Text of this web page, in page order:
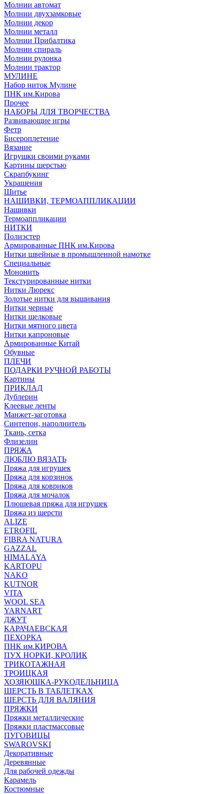
Молнии автомат
Молнии двухзамковые
Молнии декор
Молнии металл
Молнии Прибалтика
Молнии спираль
Молнии рулонка
Молнии трактор
МУЛИНЕ
Набор ниток Мулине
ПНК им.Кирова
Прочее
НАБОРЫ ДЛЯ ТВОРЧЕСТВА
Развивающие игры
Фетр
Бисероплетение
Вязание
Игрушки своими руками
Картины шерстью
Скрапбукинг
Украшения
Шитье
НАШИВКИ, ТЕРМОАППЛИКАЦИИ
Нашивки
Термоаппликации
НИТКИ
Полиэстер
Армированные ПНК им.Кирова
Нитки швейные в промышленной намотке
Специальные
Мононить
Текстурированные нитки
Нитки Люрекс
Золотые нитки для вышивания
Нитки черные
Нитки шелковые
Нитки мятного цвета
Нитки капроновые
Армированные Китай
Обувные
ПЛЕЧИ
ПОДАРКИ РУЧНОЙ РАБОТЫ
Картины
ПРИКЛАД
Дублерин
Клеевые ленты
Манжет-заготовка
Синтепон, наполнитель
Ткань, сетка
Флизелин
ПРЯЖА
ЛЮБЛЮ ВЯЗАТЬ
Пряжа для игрушек
Пряжа для корзинок
Пряжа для ковриков
Пряжа для мочалок
Плюшевая пряжа для игрушек
Пряжа из шерсти
ALIZE
ETROFIL
FIBRA NATURA
GAZZAL
HIMALAYA
KARTOPU
NAKO
KUTNOR
VITA
WOOL SEA
YARNART
ДЖУТ
КАРАЧАЕВСКАЯ
ПЕХОРКА
ПНК им.КИРОВА
ПУХ НОРКИ, КРОЛИК
ТРИКОТАЖНАЯ
ТРОИЦКАЯ
ХОЗЯЮШКА-РУКОДЕЛЬНИЦА
ШЕРСТЬ В ТАБЛЕТКАХ
ШЕРСТЬ ДЛЯ ВАЛЯНИЯ
ПРЯЖКИ
Пряжки металлические
Пряжки пластмассовые
ПУГОВИЦЫ
SWAROVSKI
Декоративные
Деревянные
Для рабочей одежды
Карамель
Костюмные